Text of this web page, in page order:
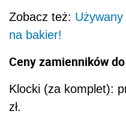
Zobacz też:
na bakier!
Ceny zamienników
Klocki (za komplet):
zł.